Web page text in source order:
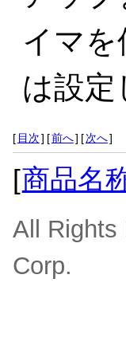
イマ
は設
[ 目次] [前へ] [次へ]
[商品名
All Rights
Corp.